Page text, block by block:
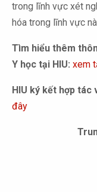
trong lĩnh vực xét
hóa trong lĩnh vực
Tìm hiểu thêm
Y học tại HIU: xem
HIU ký kết hợp tác
đây